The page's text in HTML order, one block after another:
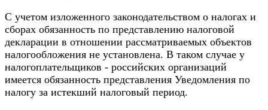
С учетом изложенного законодательством о налогах и
сборах обязанность по представлению налоговой
декларации в отношении рассматриваемых объектов
налогообложения не установлена. В таком случае у
налогоплательщиков - российских организаций
имеется обязанность представления Уведомления по
налогу за истекший налоговый период.